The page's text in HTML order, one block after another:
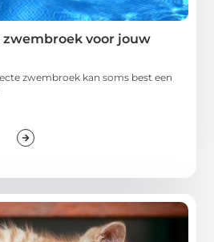
zwembroek voor jouw
zwembroek kan soms best een